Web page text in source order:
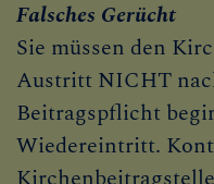
Falsches Gerücht
Sie müssen den
Austritt NICHT
Beitragspflicht
Wiedereintritt.